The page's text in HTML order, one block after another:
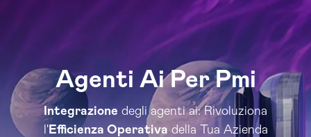
Agenti Ai Per Pmi
Integrazione degli agenti ai: Rivoluziona
l'Efficienza Operativa della Tua Azienda